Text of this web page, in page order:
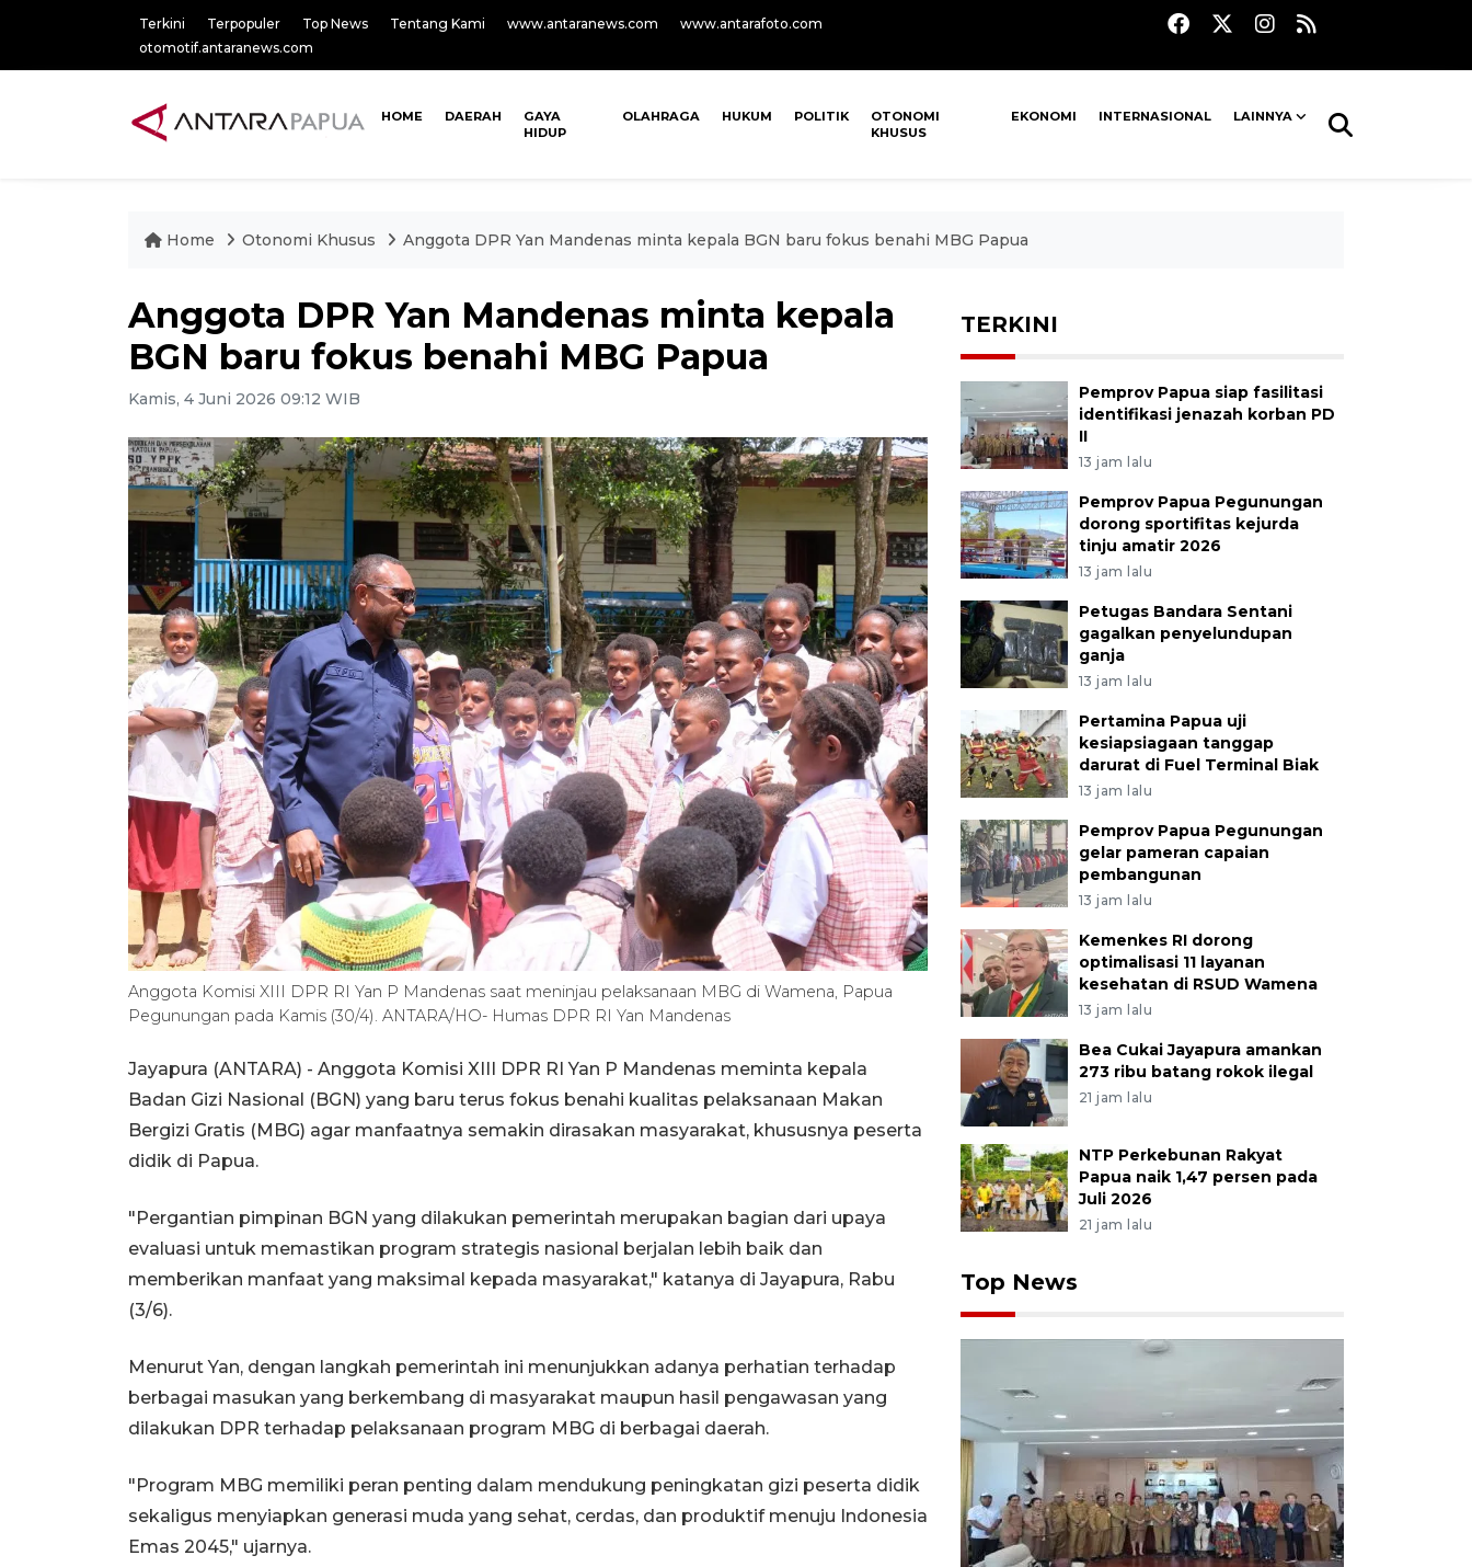
Terkini Terpopuler Top News Tentang Kami www.antaranews.com
www.antarafoto.com
otomotif.antaranews.com
HOME DAERAH
GAYA
HIDUP
OLAHRAGA HUKUM POLITIK
OTONOMI
KHUSUS
EKONOMI INTERNASIONAL LAINNYA
Home Otonomi Khusus Anggota DPR Yan Mandenas minta kepala BGN baru fokus benahi MBG Papua
Anggota DPR Yan Mandenas minta kepala
BGN baru fokus benahi MBG Papua
Kamis, 4 Juni 2026 09:12 WIB
Anggota Komisi XIII DPR RI Yan P Mandenas saat meninjau pelaksanaan MBG di Wamena, Papua
Pegunungan pada Kamis (30/4). ANTARA/HO- Humas DPR RI Yan Mandenas
Jayapura (ANTARA) - Anggota Komisi XIII DPR RI Yan P Mandenas meminta kepala
Badan Gizi Nasional (BGN) yang baru terus fokus benahi kualitas pelaksanaan Makan
Bergizi Gratis (MBG) agar manfaatnya semakin dirasakan masyarakat, khususnya peserta
didik di Papua.
"Pergantian pimpinan BGN yang dilakukan pemerintah merupakan bagian dari upaya
evaluasi untuk memastikan program strategis nasional berjalan lebih baik dan
memberikan manfaat yang maksimal kepada masyarakat," katanya di Jayapura, Rabu
(3/6).
Menurut Yan, dengan langkah pemerintah ini menunjukkan adanya perhatian terhadap
berbagai masukan yang berkembang di masyarakat maupun hasil pengawasan yang
dilakukan DPR terhadap pelaksanaan program MBG di berbagai daerah.
"Program MBG memiliki peran penting dalam mendukung peningkatan gizi peserta didik
sekaligus menyiapkan generasi muda yang sehat, cerdas, dan produktif menuju Indonesia
Emas 2045," ujarnya.
TERKINI
Pemprov Papua siap fasilitasi
identifikasi jenazah korban PD
II
13 jam lalu
Pemprov Papua Pegunungan
dorong sportifitas kejurda
tinju amatir 2026
13 jam lalu
Petugas Bandara Sentani
gagalkan penyelundupan
ganja
13 jam lalu
Pertamina Papua uji
kesiapsiagaan tanggap
darurat di Fuel Terminal Biak
13 jam lalu
Pemprov Papua Pegunungan
gelar pameran capaian
pembangunan
13 jam lalu
Kemenkes RI dorong
optimalisasi 11 layanan
kesehatan di RSUD Wamena
13 jam lalu
Bea Cukai Jayapura amankan
273 ribu batang rokok ilegal
21 jam lalu
NTP Perkebunan Rakyat
Papua naik 1,47 persen pada
Juli 2026
21 jam lalu
Top News